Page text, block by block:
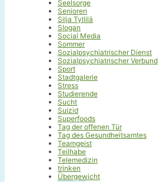
Seelsorge
Senioren
Silja Tyllilä
Slogan
Social Media
Sommer
Sozialpsychiatrischer Dienst
Sozialpsychiatrischer Verbund
Sport
Stadtgalerie
Stress
Studierende
Sucht
Suizid
Superfoods
Tag der offenen Tür
Tag des Gesundheitsamtes
Teamgeist
Teilhabe
Telemedizin
trinken
Übergewicht